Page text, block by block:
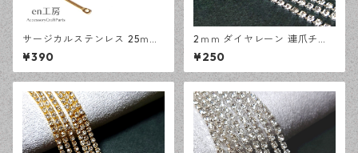
サージカルステンレス 25ｍｍ
コネクタースティック ゴール
ド 10本 アレルギー対応 ピア
ス ハンドメイド資材 【en工
¥390
2ｍｍ ダイヤレーン 連爪チェ
ーン シルバー 1メートル ライ
ンストーン ガラスストーン デ
ザインパーツ アクセサリーパ
房】
¥250